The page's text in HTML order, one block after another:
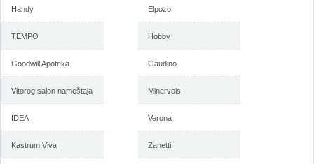
Handy
TEMPO
Goodwill Apoteka
Vitorog salon nameštaja
IDEA
Kastrum Viva
Elpozo
Hobby
Gaudino
Minervois
Verona
Zanetti